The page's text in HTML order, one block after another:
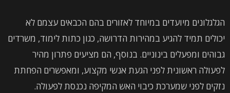
הגלגלונים מיועדים במיוחד לאזורים בהם הכבאים עצמם לא
יכולים תמיד להגיע במהירות הדרושה, כגון כתות לימוד, משרדים
גבוהים ומפעלים בינוניים. בנוסף, הם מציעים פתרון מהיר
לפעולה ראשונית לפני הגעת אנשי מקצוע, ומאפשרים הפחתת
נזקים לפני שמערכת כיבוי האש המקיפה נכנסת לפעולה.